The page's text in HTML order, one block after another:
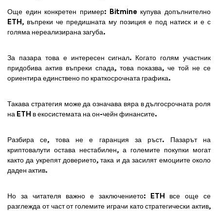
Още един конкретен пример: Bitmine купува допълнително
ETH, въпреки че предишната му позиция е под натиск и е с
голяма нереализирана загуба.
За пазара това е интересен сигнал. Когато голям участник
придобива актив въпреки спада, това показва, че той не се
ориентира единствено по краткосрочната графика.
Такава стратегия може да означава вяра в дългосрочната роля
на ETH в екосистемата на он-чейн финансите.
Разбира се, това не е гаранция за ръст. Пазарът на
криптовалути остава нестабилен, а големите покупки могат
както да укрепят доверието, така и да засилят емоциите около
даден актив.
Но за читателя важно е заключението: ETH все още се
разглежда от част от големите играчи като стратегически актив,